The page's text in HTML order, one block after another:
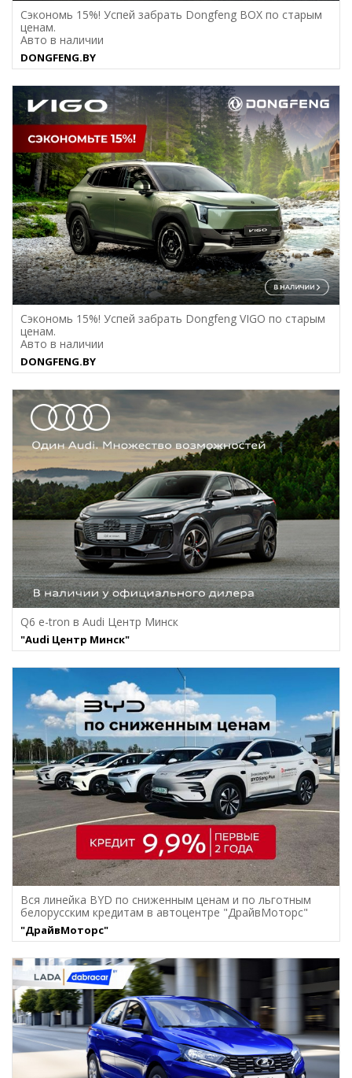
Сэкономь 15%! Успей забрать Dongfeng BOX по старым
ценам.
Авто в наличии
DONGFENG.BY
Сэкономь 15%! Успей забрать Dongfeng VIGO по старым
ценам.
Авто в наличии
DONGFENG.BY
Q6 e-tron в Audi Центр Минск
"Audi Центр Минск"
Вся линейка BYD по сниженным ценам и по льготным
белорусским кредитам в автоцентре "ДрайвМоторс"
"ДрайвМоторс"